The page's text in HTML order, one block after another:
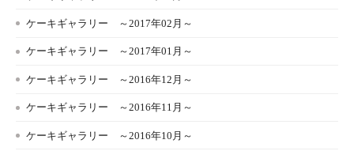
ケーキギャラリー ～2017年02月～
ケーキギャラリー ～2017年01月～
ケーキギャラリー ～2016年12月～
ケーキギャラリー ～2016年11月～
ケーキギャラリー ～2016年10月～